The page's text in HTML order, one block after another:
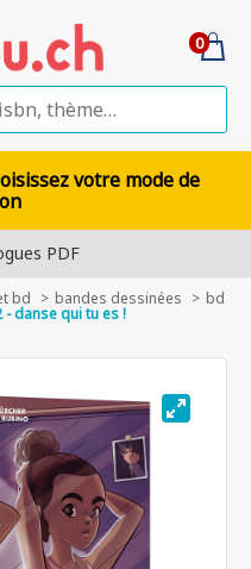
0
votre mode de
PDF
bd bandes dessinées bd
- danse qui tu es !